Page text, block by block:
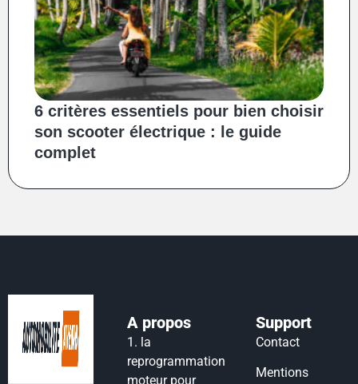
6 critères essentiels pour bien choisir
son scooter électrique : le guide
complet
A propos
1. la
reprogrammation
moteur pour
Support
Contact
Mentions